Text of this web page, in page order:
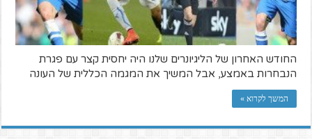
החודש האחרון של הליגיונרים שלנו היה יחסית קצר עם פגרת
הנבחרות באמצע, אבל המשיך את המגמה הכללית של העונה
המשך לקרוא »